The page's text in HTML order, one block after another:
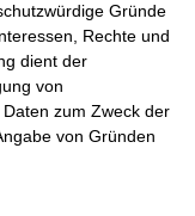
Gründe
Rechte und
dient der
von
zum Zweck der
von Gründen